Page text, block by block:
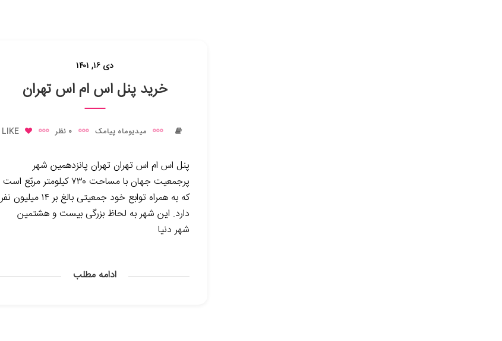
دی ۱۶, ۱۴۰۱
خرید پنل اس ام اس تهران
میدیوماه پیامک 0 نظر LIKE
پنل اس ام اس تهران تهران پانزدهمین شهر
پرجمعیت جهان با مساحت ۷۳۰ کیلومتر مربّع است
که به همراه توابع خود جمعیتی بالغ بر ۱۴ میلیون نفر
دارد. این شهر به لحاظ بزرگی بیست و هشتمین
شهر دنیا
ادامه مطلب